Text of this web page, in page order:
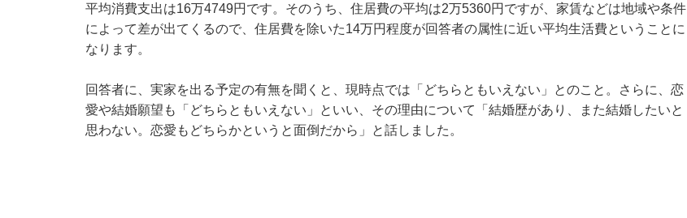
平均消費支出は16万4749円です。そのうち、住居費の平均は2万5360円ですが、家賃などは地域や条件
によって差が出てくるので、住居費を除いた14万円程度が回答者の属性に近い平均生活費ということに
なります。
回答者に、実家を出る予定の有無を聞くと、現時点では「どちらともいえない」とのこと。さらに、恋
愛や結婚願望も「どちらともいえない」といい、その理由について「結婚歴があり、また結婚したいと
思わない。恋愛もどちらかというと面倒だから」と話しました。